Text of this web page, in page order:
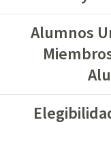
Alumnos